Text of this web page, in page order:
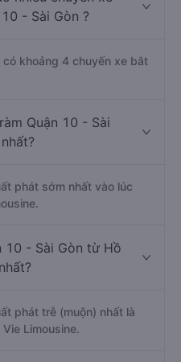
- Sài Gòn ?
khoảng 4 chuyến xe bắt
Quận 10 - Sài
phát sớm nhất vào lúc
10 - Sài Gòn từ Hồ
phát trễ (muộn) nhất là
Limousine.